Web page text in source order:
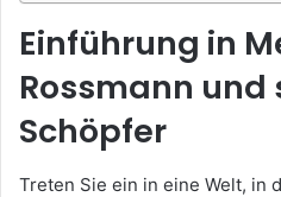
Einführung in
Rossmann und
Schöpfer
Treten Sie ein in eine Welt, in